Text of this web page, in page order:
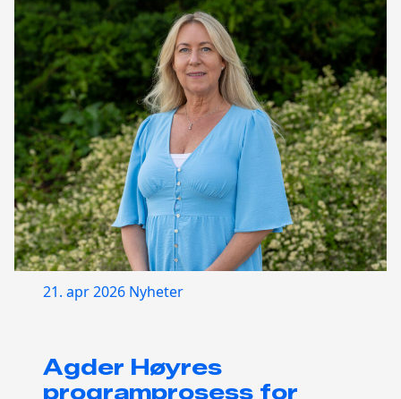
21. apr 2026 Nyheter
Agder Høyres
programprosess for